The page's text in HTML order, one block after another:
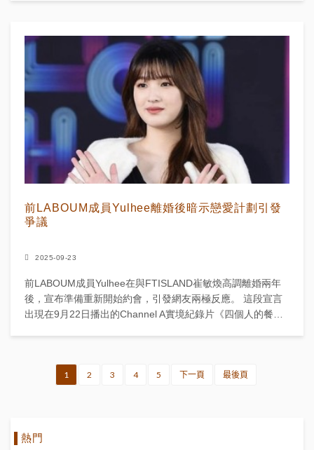
前LABOUM成員Yulhee離婚後暗示戀愛計劃引發
爭議
2025-09-23
前LABOUM成員Yulhee在與FTISLAND崔敏煥高調離婚兩年
後，宣布準備重新開始約會，引發網友兩極反應。 這段宣言
出現在9月22日播出的Channel A實境紀錄片《四個人的餐
1 2 3 4 5 下一頁 最後頁
熱門